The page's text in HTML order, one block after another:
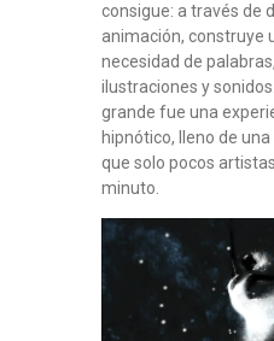
consigue: a través de
animación, construye
necesidad de
ilustraciones y
grande fue una
hipnótico, lleno de
que solo pocos
minuto.